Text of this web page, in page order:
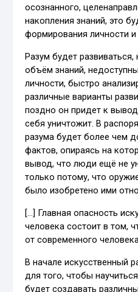
осознанного,
накопления знаний, это
формирования личности и
Разум будет
объём знаний,
личности, быстро
различные варианты
поздно он придет к
себя уничтожит. В
разума будет более чем
фактов, опираясь на
вывод, что люди ещё не
только потому, что
было изобретено ими
[…] Главная опасность
человека состоит в том,
от современного
В начале искусственный
для того, чтобы
будет создавать